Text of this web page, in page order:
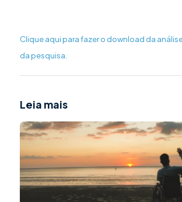
Clique aqui para fazer o download da
da pesquisa.
Leia mais